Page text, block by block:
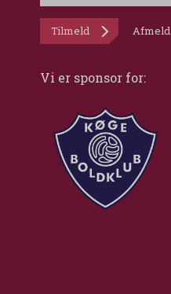
Tilmeld Afmeld
Vi er sponsor for: